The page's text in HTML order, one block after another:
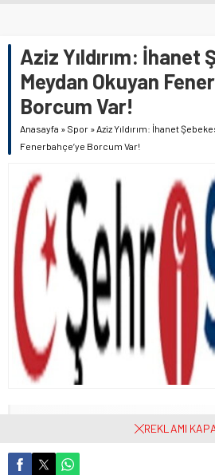
Aziz Yıldırım: İhanet
Meydan Okuyan
Borcum Var!
Anasayfa » Spor »Aziz Yıldırım: İhanet
Fenerbahçe’ye Borcum Var!
REKLAMI